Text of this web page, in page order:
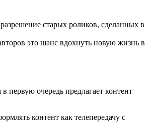
старых роликов, сделанных в
это шанс вдохнуть новую жизнь в
первую очередь предлагает контент
контент как телепередачу с